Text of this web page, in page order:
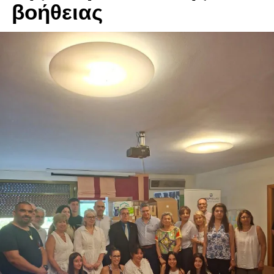
εσώρουχα περιόδου ή τα κύπελλα περιόδου, με
επιφυλακτικότητα και αρνητισμό, παρά το γεγονός ότι
αυτά μπορούν να βελτιώσουν σημαντικά τη ζωή τους.
Αυτές οι προκατειλημμένες αντιλήψεις είναι ίσως το
μεγαλύτερο εμπόδιο, αλλά δεν με σταματούν από το να
συνεχίζω τον αγώνα μου να εκπαιδεύσω και να
προσφέρω μια καλύτερη λύση για τη διαχείρηση της
βοήθειας